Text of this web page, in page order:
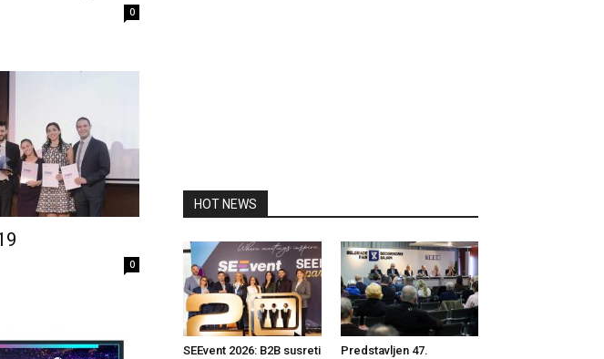
0
0
HOT NEWS
SEEvent 2026: B2B susreti
Predstavljen 47.